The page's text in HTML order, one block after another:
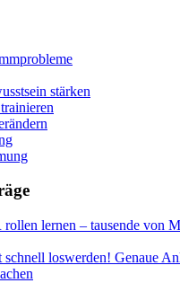
stärken
rollen lernen – tausende von
schnell loswerden! Genaue